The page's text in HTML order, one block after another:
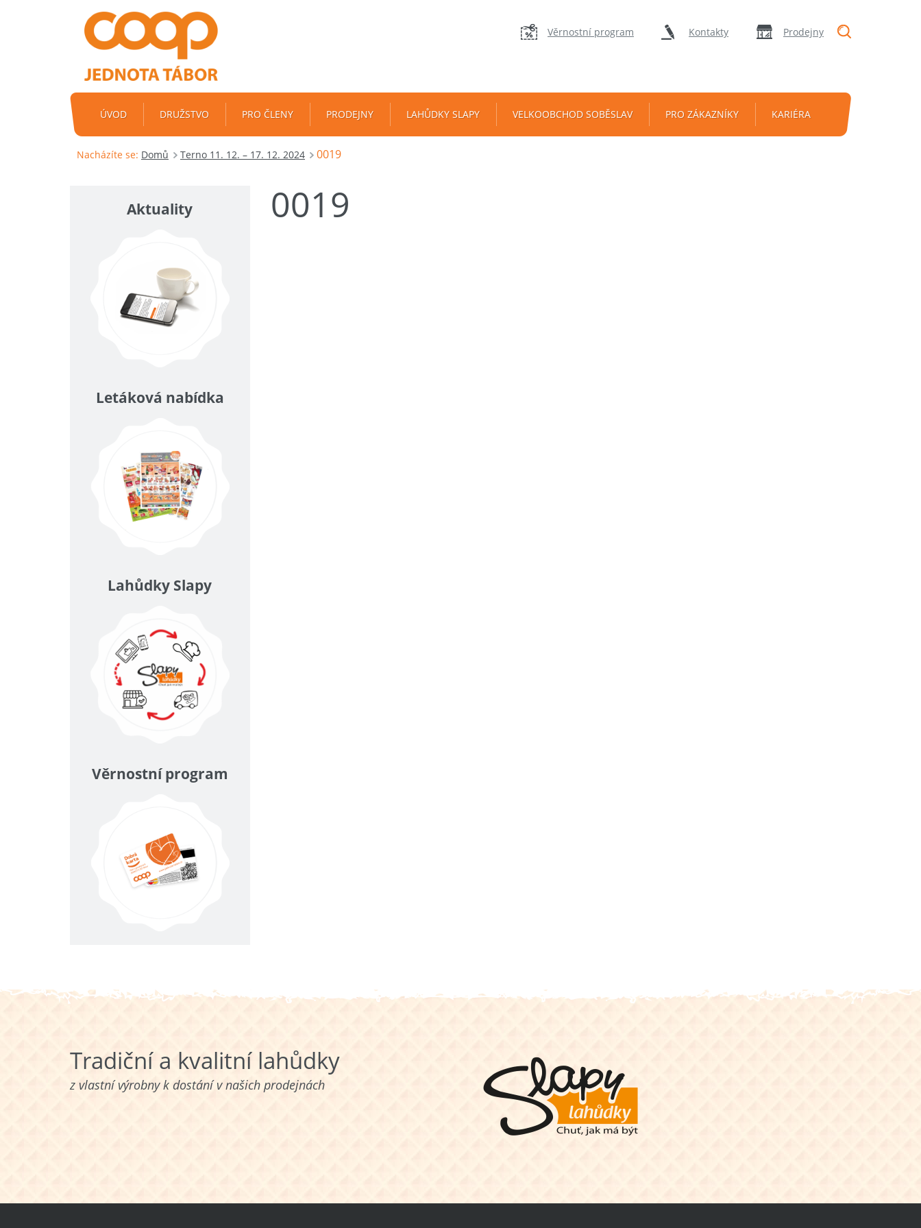
Věrnostní program Kontakty Prodejny
ÚVOD DRUŽSTVO PRO ČLENY PRODEJNY LAHŮDKY SLAPY VELKOOBCHOD SOBĚSLAV PRO ZÁKAZNÍKY KARIÉRA
Nacházíte se: Domů Terno 11. 12. – 17. 12. 2024 0019
0019
Aktuality
Letáková nabídka
Lahůdky Slapy
Věrnostní program
Tradiční a kvalitní lahůdky
z vlastní výrobny k dostání v našich prodejnách